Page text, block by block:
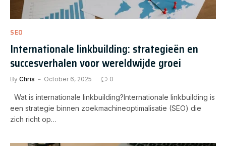
SEO
Internationale linkbuilding: strategieën en
succesverhalen voor wereldwijde groei
By Chris October 6, 2025 0
Wat is internationale linkbuilding?Internationale linkbuilding is
een strategie binnen zoekmachineoptimalisatie (SEO) die
zich richt op…